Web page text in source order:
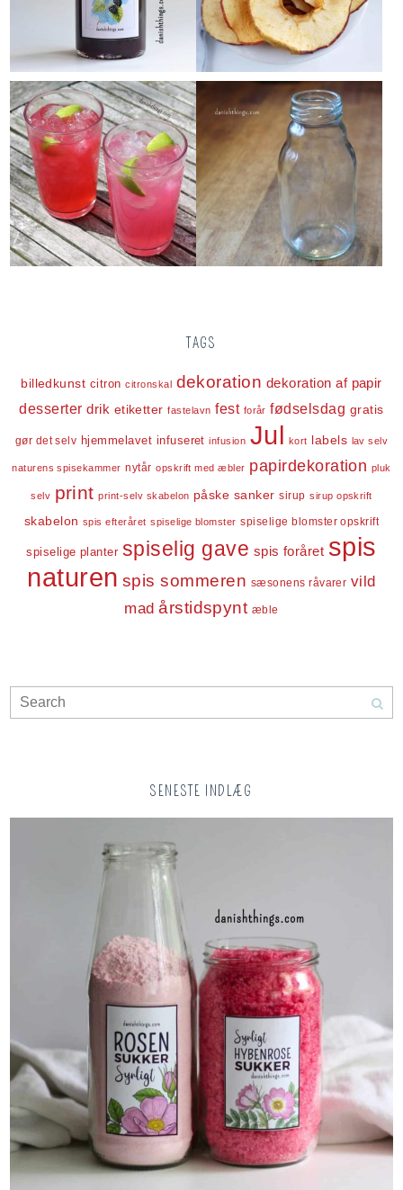
TAGS
billedkunst citron citronskal dekoration dekoration af papir
desserter drik etiketter fastelavn fest forår fødselsdag gratis
gør det selv hjemmelavet infuseret infusion Jul kort labels lav selv
naturens spisekammer nytår opskrift med æbler papirdekoration pluk
selv print print-selv skabelon påske sanker sirup sirup opskrift
skabelon spis efteråret spiselige blomster spiselige blomster opskrift
spiselige planter spiselig gave spis foråret spis
naturen spis sommeren sæsonens råvarer vild
mad årstidspynt æble
SENESTE INDLÆG